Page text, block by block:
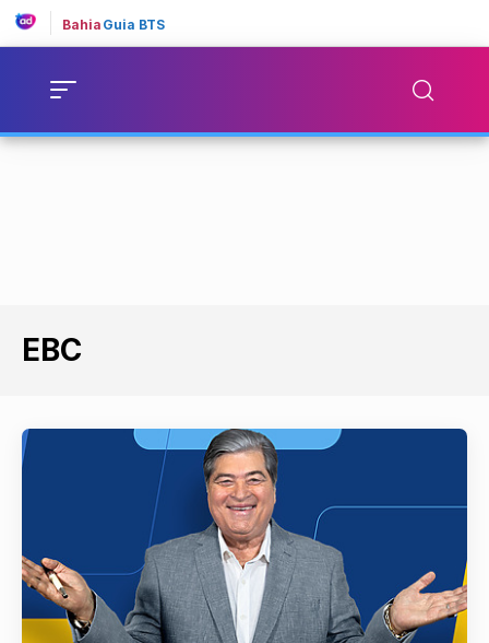
Bahia Guia BTS
EBC